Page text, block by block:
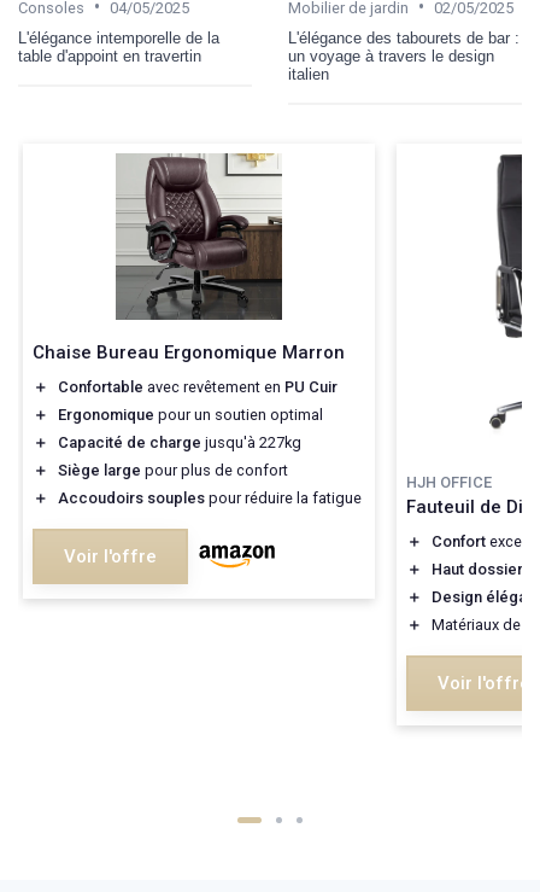
Consoles • 04/05/2025
L'élégance intemporelle de la
table d'appoint en travertin
Mobilier de jardin • 02/05/2025
L'élégance des tabourets de bar :
un voyage à travers le design
italien
Chaise Bureau Ergonomique Marron
＋ Confortable avec revêtement en PU Cuir
＋
Ergonomique pour un soutien optimal
＋
Capacité de charge jusqu'à 227kg
＋
Siège large pour plus de confort
＋
Accoudoirs souples pour réduire la fatigue
Voir l'offre
HJH OFFICE
Fauteuil de
＋ Confort
＋
Haut dossier
＋
Design élégant
＋
Matériaux de
Voir l'offre